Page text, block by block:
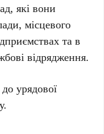
які вони
місцевого
та в
відрядження.
урядової
.